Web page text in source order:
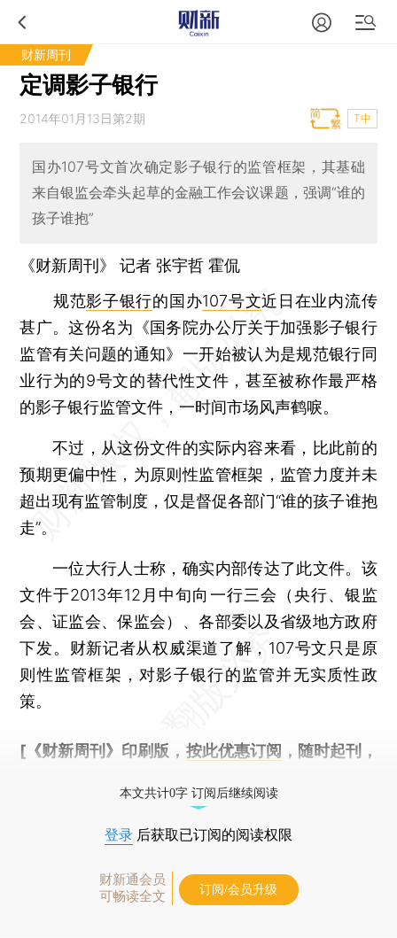
财新周刊
定调影子银行
2014年01月13日第2期 T中
国办107号文首次确定影子银行的监管框架，其基础
来自银监会牵头起草的金融工作会议课题，强调“谁的
孩子谁抱”
《财新周刊》 记者张宇哲 霍侃
规范影子银行的国办107号文近日在业内流传
甚广。这份名为《国务院办公厅关于加强影子银行
监管有关问题的通知》一开始被认为是规范银行同
业行为的9号文的替代性文件，甚至被称作最严格
的影子银行监管文件，一时间市场风声鹤唳。
不过，从这份文件的实际内容来看，比此前的
预期更偏中性，为原则性监管框架，监管力度并未
超出现有监管制度，仅是督促各部门“谁的孩子谁抱
走”。
一位大行人士称，确实内部传达了此文件。该
文件于2013年12月中旬向一行三会（央行、银监
会、证监会、保监会）、各部委以及省级地方政府
下发。财新记者从权威渠道了解，107号文只是原
则性监管框架，对影子银行的监管并无实质性政
策。
[《财新周刊》印刷版， 按此优惠订阅 ，随时起刊，
本文共计0字 订阅后继续阅读
登录 后获取已订阅的阅读权限
财新通会员
可畅读全文
订阅/会员升级